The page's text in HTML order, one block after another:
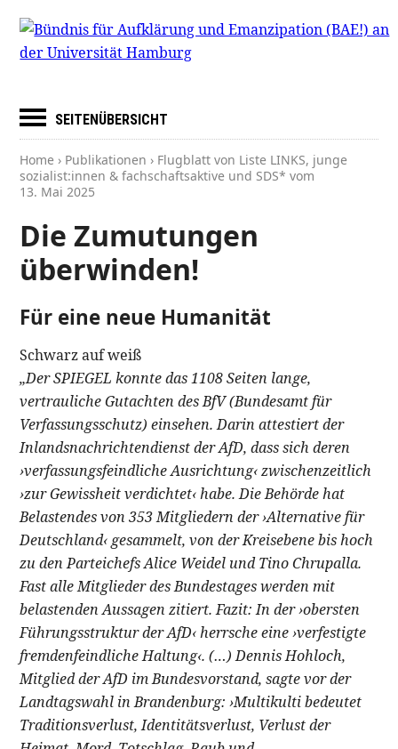
SEITENÜBERSICHT
Home › Publikationen › Flugblatt von Liste LINKS, junge
sozialist:innen & fachschaftsaktive und SDS* vom
13. Mai 2025
Die Zumutungen
überwinden!
Für eine neue Humanität
Schwarz auf weiß
„Der SPIEGEL konnte das 1108 Seiten lange,
vertrauliche Gutachten des BfV (Bundesamt für
Verfassungsschutz) einsehen. Darin attestiert der
Inlandsnachrichtendienst der AfD, dass sich deren
›verfassungsfeindliche Ausrichtung‹ zwischenzeitlich
›zur Gewissheit verdichtet‹ habe. Die Behörde hat
Belastendes von 353 Mitgliedern der ›Alternative für
Deutschland‹ gesammelt, von der Kreisebene bis hoch
zu den Parteichefs Alice Weidel und Tino Chrupalla.
Fast alle Mitglieder des Bundestages werden mit
belastenden Aussagen zitiert. Fazit: In der ›obersten
Führungsstruktur der AfD‹ herrsche eine ›verfestigte
fremdenfeindliche Haltung‹. (…) Dennis Hohloch,
Mitglied der AfD im Bundesvorstand, sagte vor der
Landtagswahl in Brandenburg: ›Multikulti bedeutet
Traditionsverlust, Identitätsverlust, Verlust der